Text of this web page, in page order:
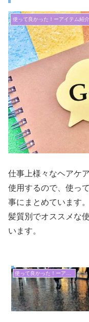
使って良かった！ーアイテム紹
仕事上様々なヘアケ
使用するので、使っ
事にまとめています。
髪質別でオススメな
います。